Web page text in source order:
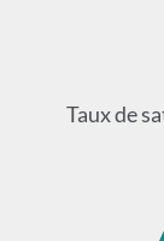
Taux de